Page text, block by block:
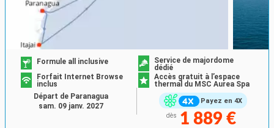
Payez en 4X
Formule all inclusive
Service de majordome
dédié
Forfait Internet Browse
inclus
Accès gratuit à l’espace
thermal du MSC Aurea Spa
dès 1 889 €
Départ de Paranagua
sam. 09 janv. 2027